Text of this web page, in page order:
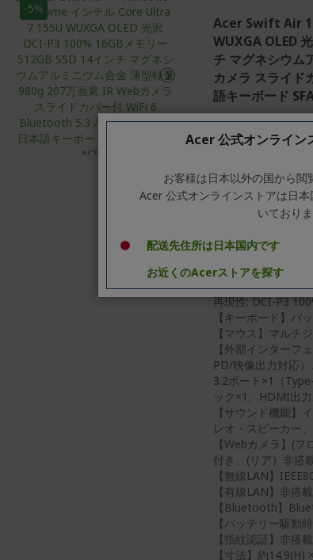
-5%
Acer Swift Air
WUXGA OLED
チ マグネシウム
カメラ スライ
語キーボード
Ref. NX.DMJSJ.001
【OS】Windows
【プロセッサー】
スレッディング・
TOPS NPU）
【メモリ】16GB、
【ストレージ】
【グラフィックス
【ディスプレイ】
再現性: DCI-P3
【キーボード】バ
【マウス】マルチ
【外部インターフ
PD/映像出力対応
3.2ポート×1（
ック×1、HDMI出
【サウンド機能】
レオ・スピーカー
【Webカメラ】(
付き、(リア）非搭
【無線LAN】
【有線LAN】非搭載
【Bluetooth】
【バッテリー駆動
【指紋認証】非搭載
【寸法】約
Acer 公式オンライン
お客様は日本以外の国から閲
Acer 公式オンラインストアは日
いておりま
配送先住所は日本国内です
お近くのAcerストアを探す